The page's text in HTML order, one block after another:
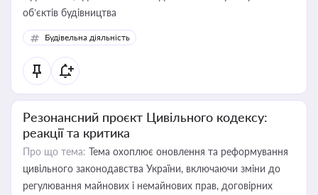
об’єктів будівництва
Будівельна діяльність
Резонансний проєкт Цивільного кодексу:
реакції та критика
Про що тема: Тема охоплює оновлення та реформування
цивільного законодавства України, включаючи зміни до
регулювання майнових і немайнових прав, договірних